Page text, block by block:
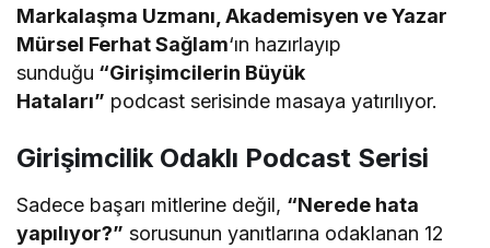
Markalaşma Uzmanı, Akademisyen ve Yazar
Mürsel Ferhat Sağlam‘ın hazırlayıp
sunduğu “Girişimcilerin Büyük
Hataları” podcast serisinde masaya yatırılıyor.
Girişimcilik Odaklı Podcast Serisi
Sadece başarı mitlerine değil, “Nerede hata
yapılıyor?” sorusunun yanıtlarına odaklanan 12